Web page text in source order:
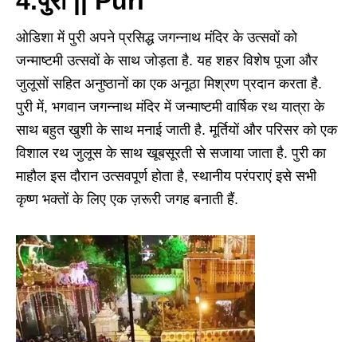
ओडिशा में पुरी अपने प्रसिद्ध जगन्नाथ मंदिर के उत्सवों को
जन्माष्टमी उत्सवों के साथ जोड़ता है. यह शहर विशेष पूजा और
जुलूसों सहित अनुष्ठानों का एक अनूठा मिश्रण प्रदान करता है.
पुरी में, भगवान जगन्नाथ मंदिर में जन्माष्टमी वार्षिक रथ यात्रा के
साथ बहुत खुशी के साथ मनाई जाती है. मूर्तियों और परिसर को एक
विशाल रथ जुलूस के साथ खूबसूरती से सजाया जाता है. पुरी का
माहौल इस दौरान उत्सवपूर्ण होता है, स्थानीय परंपराएं इसे सभी
कृष्ण भक्तों के लिए एक ज़रूरी जगह बनाती हैं.